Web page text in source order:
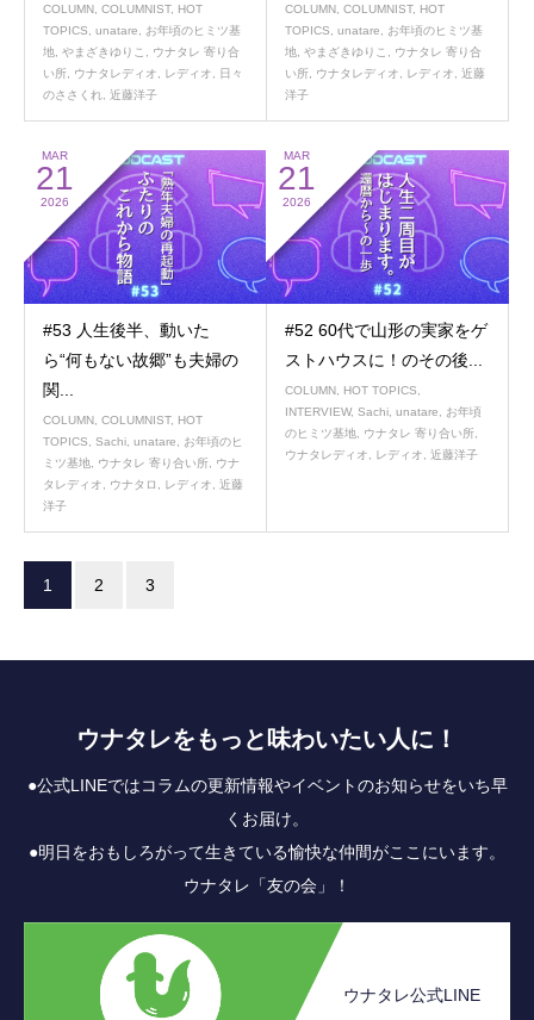
COLUMN COLUMNIST, HOT
TOPICS
unatare
お年頃のヒミツ基
地 やまざきゆりこ
ウナタレ 寄り合
い所
ウナタレディオ レディオ
日々
のささくれ
近藤洋子
COLUMN COLUMNIST, HOT
TOPICS
unatare
お年頃のヒミツ基
地 やまざきゆりこ
ウナタレ 寄り合
い所
ウナタレディオ レディオ
近藤
洋子
MAR
21
2026
#53 人生後半、動いた
ら“何もない故郷”も夫婦の
関...
COLUMN COLUMNIST, HOT
TOPICS
Sachi unatare
お年頃のヒ
ミツ基地
ウナタレ 寄り合い所
ウナ
タレディオ
ウナタロ レディオ
近藤
洋子
MAR
21
2026
#52 60代で山形の実家をゲ
ストハウスに！のその後...
COLUMN HOT TOPICS
INTERVIEW, Sachi unatare
お年頃
のヒミツ基地
ウナタレ 寄り合い所
ウナタレディオ
レディオ 近藤洋子
1 2 3
ウナタレをもっと味わいたい人に！
●公式LINEではコラムの更新情報やイベントのお知らせをいち早
くお届け。
●明日をおもしろがって生きている愉快な仲間がここにいます。
ウナタレ「友の会」！
ウナタレ公式LINE